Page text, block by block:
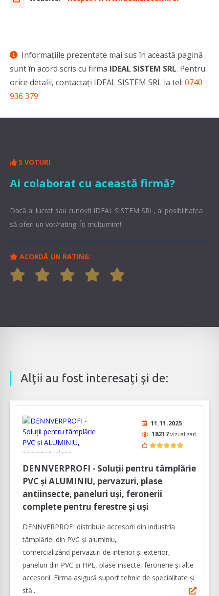
Informaţiile prezentate mai sus în această pagină
sunt în acord scris cu firma IDEAL SISTEM SRL. Pentru
orice detalii, contactaţi IDEAL SISTEM SRL la tel: 0740
936 379
5 VOTURI
Ai colaborat cu această firmă?
Dacă ai lucrat sau cunoşti IDEAL SISTEM SRL, ai posibilitatea
să oferi un vot/rating. Îți mulțumim!
ACORDĂ UN RATING:
Alţii au fost interesaţi şi de:
11.11.2025
18217vizualizari
DENNVERPROFI - Soluții pentru tâmplărie
PVC și ALUMINIU, pervazuri, plase
antiinsecte, paneluri uși, feronerii
complete pentru ferestre și uși
DENNVERPROFI distribuie accesorii din industria
tâmplăriei din PVC și aluminiu,
comercializând pervazuri de interior și exterior,
paneluri din PVC și HPL, plase insecte, feronerie și alte
accesorii. Firma asigură suport tehnic de specialitate și
stă...